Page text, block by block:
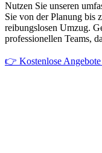
Nutzen Sie unseren
Sie von der Planung bis
reibungslosen Umzug.
professionellen Teams,
👉 Kostenlose Angebote